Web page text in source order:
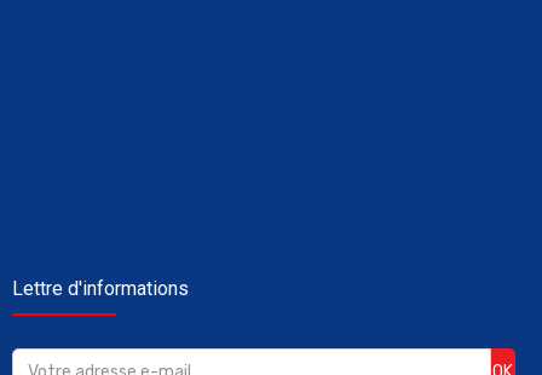
Lettre d'informations